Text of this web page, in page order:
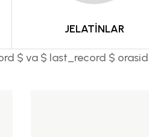
JELATİNLAR
$ va $ last_record $